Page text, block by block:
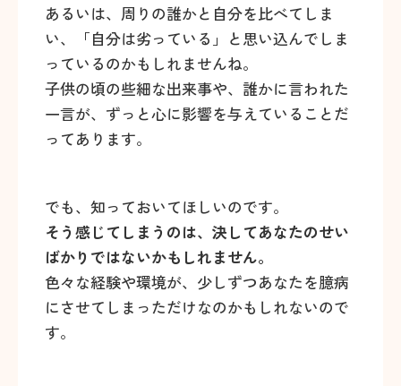
あるいは、周りの誰かと自分を比べてしま
い、「自分は劣っている」と思い込んでしま
っているのかもしれませんね。
子供の頃の些細な出来事や、誰かに言われた
一言が、ずっと心に影響を与えていることだ
ってあります。
でも、知っておいてほしいのです。
そう感じてしまうのは、決してあなたのせい
ばかりではないかもしれません。
色々な経験や環境が、少しずつあなたを臆病
にさせてしまっただけなのかもしれないので
す。